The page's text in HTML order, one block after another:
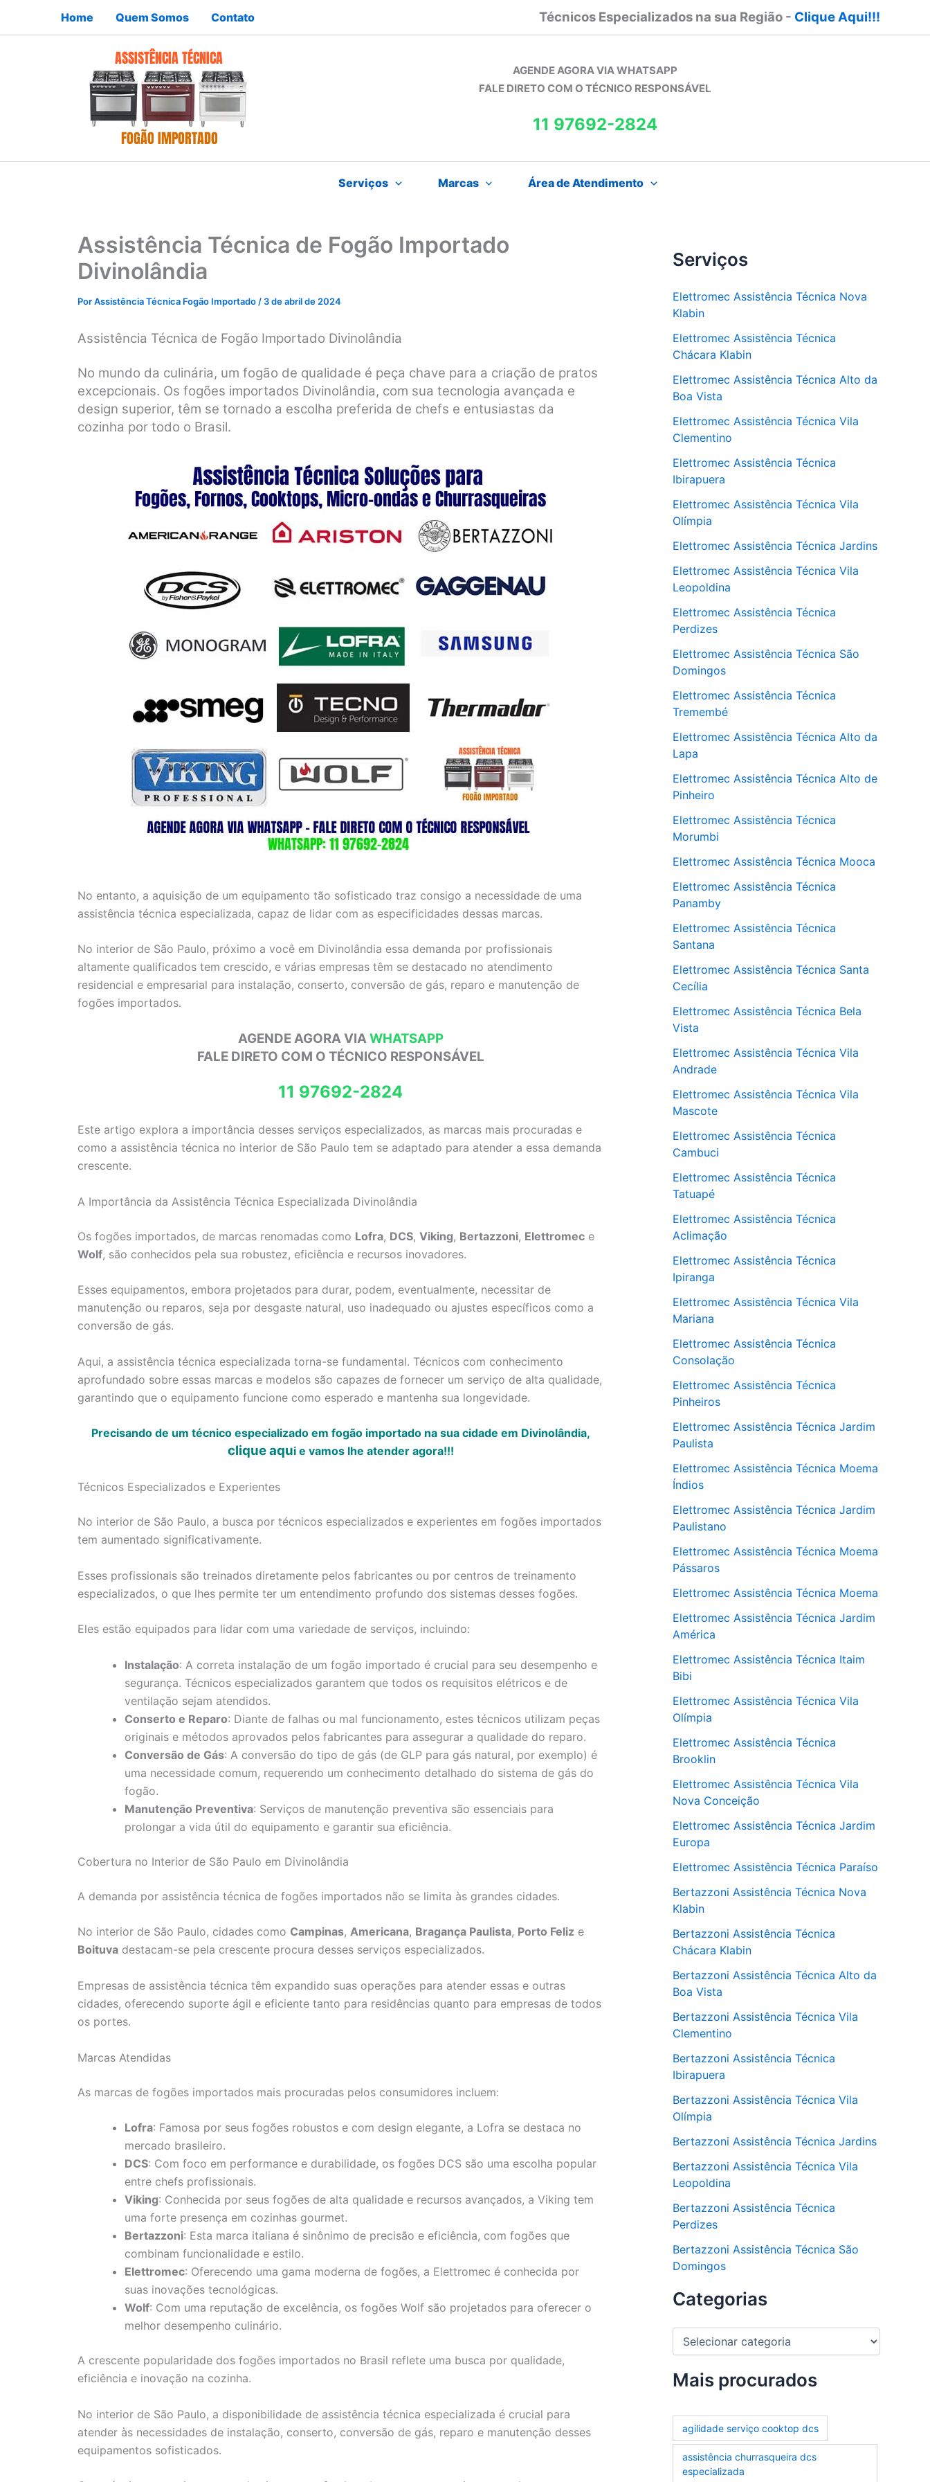
Home Quem Somos Contato Técnicos Especializados na sua Região - Clique Aqui!!!
AGENDE AGORA VIA WHATSAPP
FALE DIRETO COM O TÉCNICO RESPONSÁVEL
11 97692-2824
Serviços Marcas Área de Atendimento
Assistência Técnica de Fogão Importado
Divinolândia
PorAssistência Técnica Fogão Importado / 3 de abril de 2024
Assistência Técnica de Fogão Importado Divinolândia
No mundo da culinária, um fogão de qualidade é peça chave para a criação de pratos
excepcionais. Os fogões importados Divinolândia, com sua tecnologia avançada e
design superior, têm se tornado a escolha preferida de chefs e entusiastas da
cozinha por todo o Brasil.
No entanto, a aquisição de um equipamento tão sofisticado traz consigo a necessidade de uma
assistência técnica especializada, capaz de lidar com as especificidades dessas marcas.
No interior de São Paulo, próximo a você em Divinolândia essa demanda por profissionais
altamente qualificados tem crescido, e várias empresas têm se destacado no atendimento
residencial e empresarial para instalação, conserto, conversão de gás, reparo e manutenção de
fogões importados.
AGENDE AGORA VIAWHATSAPP
FALE DIRETO COM O TÉCNICO RESPONSÁVEL
11 97692-2824
Este artigo explora a importância desses serviços especializados, as marcas mais procuradas e
como a assistência técnica no interior de São Paulo tem se adaptado para atender a essa demanda
crescente.
A Importância da Assistência Técnica Especializada Divinolândia
Os fogões importados, de marcas renomadas como Lofra, DCS, Viking, Bertazzoni, Elettromec e
Wolf, são conhecidos pela sua robustez, eficiência e recursos inovadores.
Esses equipamentos, embora projetados para durar, podem, eventualmente, necessitar de
manutenção ou reparos, seja por desgaste natural, uso inadequado ou ajustes específicos como a
conversão de gás.
Aqui, a assistência técnica especializada torna-se fundamental. Técnicos com conhecimento
aprofundado sobre essas marcas e modelos são capazes de fornecer um serviço de alta qualidade,
garantindo que o equipamento funcione como esperado e mantenha sua longevidade.
Precisando de um técnico especializado em fogão importado na sua cidade em Divinolândia,
clique aquie vamos lhe atender agora!!!
Técnicos Especializados e Experientes
No interior de São Paulo, a busca por técnicos especializados e experientes em fogões importados
tem aumentado significativamente.
Esses profissionais são treinados diretamente pelos fabricantes ou por centros de treinamento
especializados, o que lhes permite ter um entendimento profundo dos sistemas desses fogões.
Eles estão equipados para lidar com uma variedade de serviços, incluindo:
Instalação: A correta instalação de um fogão importado é crucial para seu desempenho e
segurança. Técnicos especializados garantem que todos os requisitos elétricos e de
ventilação sejam atendidos.
Conserto e Reparo: Diante de falhas ou mal funcionamento, estes técnicos utilizam peças
originais e métodos aprovados pelos fabricantes para assegurar a qualidade do reparo.
Conversão de Gás: A conversão do tipo de gás (de GLP para gás natural, por exemplo) é
uma necessidade comum, requerendo um conhecimento detalhado do sistema de gás do
fogão.
Manutenção Preventiva: Serviços de manutenção preventiva são essenciais para
prolongar a vida útil do equipamento e garantir sua eficiência.
Cobertura no Interior de São Paulo em Divinolândia
A demanda por assistência técnica de fogões importados não se limita às grandes cidades.
No interior de São Paulo, cidades como Campinas, Americana, Bragança Paulista, Porto Feliz e
Boituva destacam-se pela crescente procura desses serviços especializados.
Empresas de assistência técnica têm expandido suas operações para atender essas e outras
cidades, oferecendo suporte ágil e eficiente tanto para residências quanto para empresas de todos
os portes.
Marcas Atendidas
As marcas de fogões importados mais procuradas pelos consumidores incluem:
Lofra: Famosa por seus fogões robustos e com design elegante, a Lofra se destaca no
mercado brasileiro.
DCS: Com foco em performance e durabilidade, os fogões DCS são uma escolha popular
entre chefs profissionais.
Viking: Conhecida por seus fogões de alta qualidade e recursos avançados, a Viking tem
uma forte presença em cozinhas gourmet.
Bertazzoni: Esta marca italiana é sinônimo de precisão e eficiência, com fogões que
combinam funcionalidade e estilo.
Elettromec: Oferecendo uma gama moderna de fogões, a Elettromec é conhecida por
suas inovações tecnológicas.
Wolf: Com uma reputação de excelência, os fogões Wolf são projetados para oferecer o
melhor desempenho culinário.
A crescente popularidade dos fogões importados no Brasil reflete uma busca por qualidade,
eficiência e inovação na cozinha.
No interior de São Paulo, a disponibilidade de assistência técnica especializada é crucial para
atender às necessidades de instalação, conserto, conversão de gás, reparo e manutenção desses
equipamentos sofisticados.
Serviços
Elettromec Assistência Técnica Nova
Klabin
Elettromec Assistência Técnica
Chácara Klabin
Elettromec Assistência Técnica Alto da
Boa Vista
Elettromec Assistência Técnica Vila
Clementino
Elettromec Assistência Técnica
Ibirapuera
Elettromec Assistência Técnica Vila
Olímpia
Elettromec Assistência Técnica Jardins
Elettromec Assistência Técnica Vila
Leopoldina
Elettromec Assistência Técnica
Perdizes
Elettromec Assistência Técnica São
Domingos
Elettromec Assistência Técnica
Tremembé
Elettromec Assistência Técnica Alto da
Lapa
Elettromec Assistência Técnica Alto de
Pinheiro
Elettromec Assistência Técnica
Morumbi
Elettromec Assistência Técnica Mooca
Elettromec Assistência Técnica
Panamby
Elettromec Assistência Técnica
Santana
Elettromec Assistência Técnica Santa
Cecília
Elettromec Assistência Técnica Bela
Vista
Elettromec Assistência Técnica Vila
Andrade
Elettromec Assistência Técnica Vila
Mascote
Elettromec Assistência Técnica
Cambuci
Elettromec Assistência Técnica
Tatuapé
Elettromec Assistência Técnica
Aclimação
Elettromec Assistência Técnica
Ipiranga
Elettromec Assistência Técnica Vila
Mariana
Elettromec Assistência Técnica
Consolação
Elettromec Assistência Técnica
Pinheiros
Elettromec Assistência Técnica Jardim
Paulista
Elettromec Assistência Técnica Moema
Índios
Elettromec Assistência Técnica Jardim
Paulistano
Elettromec Assistência Técnica Moema
Pássaros
Elettromec Assistência Técnica Moema
Elettromec Assistência Técnica Jardim
América
Elettromec Assistência Técnica Itaim
Bibi
Elettromec Assistência Técnica Vila
Olímpia
Elettromec Assistência Técnica
Brooklin
Elettromec Assistência Técnica Vila
Nova Conceição
Elettromec Assistência Técnica Jardim
Europa
Elettromec Assistência Técnica Paraíso
Bertazzoni Assistência Técnica Nova
Klabin
Bertazzoni Assistência Técnica
Chácara Klabin
Bertazzoni Assistência Técnica Alto da
Boa Vista
Bertazzoni Assistência Técnica Vila
Clementino
Bertazzoni Assistência Técnica
Ibirapuera
Bertazzoni Assistência Técnica Vila
Olímpia
Bertazzoni Assistência Técnica Jardins
Bertazzoni Assistência Técnica Vila
Leopoldina
Bertazzoni Assistência Técnica
Perdizes
Bertazzoni Assistência Técnica São
Domingos
Categorias
C
e
g
r
a
Mais procurados
agilidade serviço cooktop dcs
assistência churrasqueira dcs
especializada